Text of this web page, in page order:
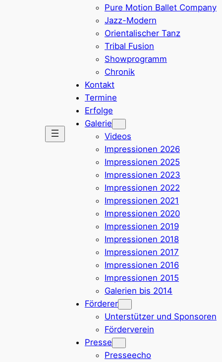
Pure Motion Ballet Company
Jazz-Modern
Orientalischer Tanz
Tribal Fusion
Showprogramm
Chronik
Kontakt
Termine
Erfolge
Galerie
Videos
Impressionen 2026
Impressionen 2025
Impressionen 2023
Impressionen 2022
Impressionen 2021
Impressionen 2020
Impressionen 2019
Impressionen 2018
Impressionen 2017
Impressionen 2016
Impressionen 2015
Galerien bis 2014
Förderer
Unterstützer und Sponsoren
Förderverein
Presse
Presseecho